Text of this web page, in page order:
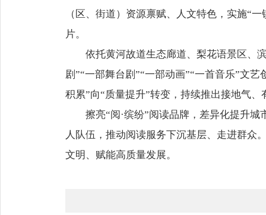
（区、街道）资源禀赋、人文特色，实施“
片。
依托黄河故道生态廊道、梨花语景区、
剧”“一部舞台剧”“一部动画”“一首音乐”文
积累”向“质量提升”转变，持续推出接地气
擦亮“阅·缤纷”阅读品牌，差异化提升
人队伍，推动阅读服务下沉基层、走进群众
文明、赋能高质量发展。